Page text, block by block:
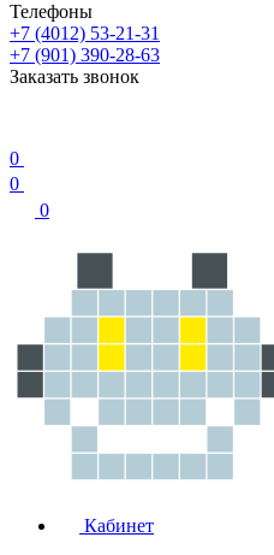
Телефоны
+7 (4012) 53-21-31
+7 (901) 390-28-63
Заказать звонок
0
0
0
Кабинет